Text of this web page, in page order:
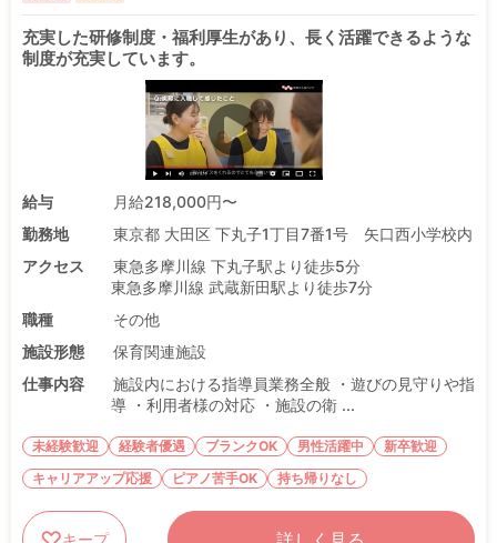
充実した研修制度・福利厚生があり、長く活躍できるような
制度が充実しています。
給与
月給218,000円〜
勤務地
東京都 大田区 下丸子1丁目7番1号 矢口西小学校内
アクセス
東急多摩川線 下丸子駅より徒歩5分
東急多摩川線 武蔵新田駅より徒歩7分
職種
その他
施設形態
保育関連施設
仕事内容
施設内における指導員業務全般 ・遊びの見守りや指
導 ・利用者様の対応 ・施設の衛 ...
未経験歓迎 経験者優遇 ブランクOK 男性活躍中
新卒歓迎
キャリアアップ応援
ピアノ苦手OK 持ち帰りなし
キープ